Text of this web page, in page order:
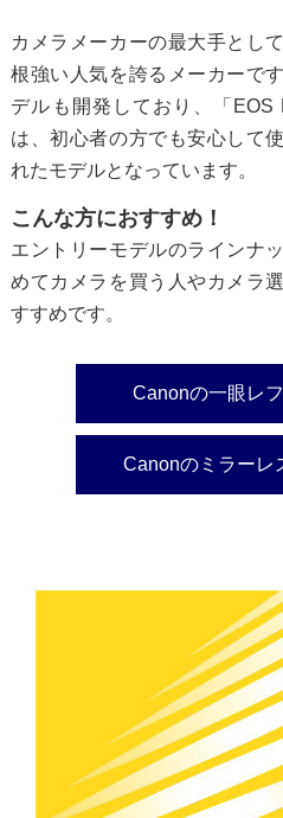
カメラメーカーの最大手とし
根強い人気を誇るメーカーで
デルも開発しており、「
は、初心者の方でも安心して
れたモデルとなっています。
こんな方におすすめ！
エントリーモデルのラインナ
めてカメラを買う人やカメラ
すすめです。
Canonの一眼レ
Canonのミラーレ